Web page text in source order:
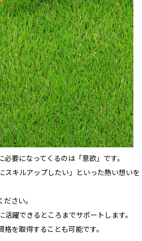
要になってくるのは「意欲」です。
スキルアップしたい」といった熱い想いを
さい。
躍できるところまでサポートします。
を取得することも可能です。